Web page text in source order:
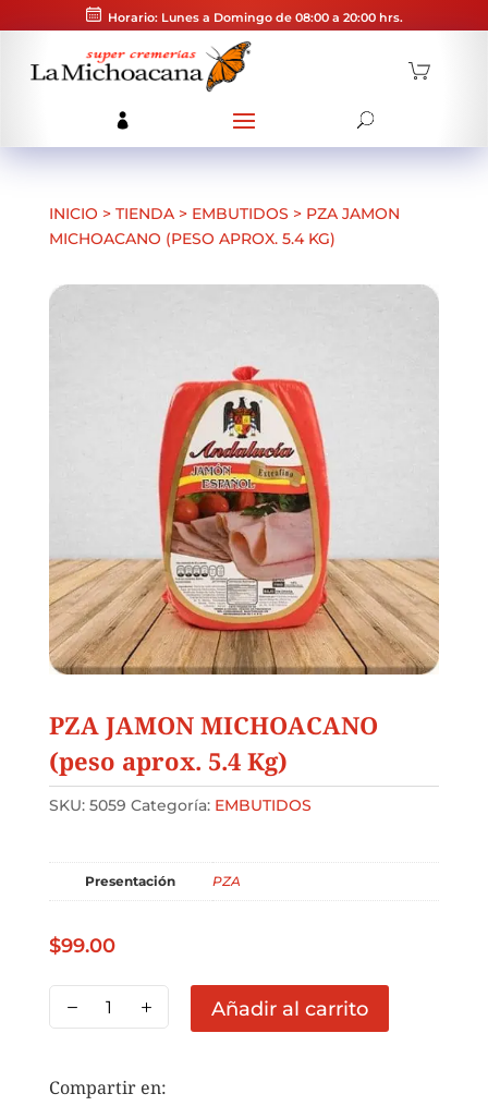
Horario: Lunes a Domingo de 08:00 a 20:00 hrs.
INICIO > TIENDA> EMBUTIDOS > PZA JAMON
MICHOACANO (PESO APROX. 5.4 KG)
PZA JAMON MICHOACANO
(peso aprox. 5.4 Kg)
SKU: 5059 Categoría: EMBUTIDOS
Presentación PZA
$99.00
JAMON
aprox.
Añadir al carrito
Compartir en: